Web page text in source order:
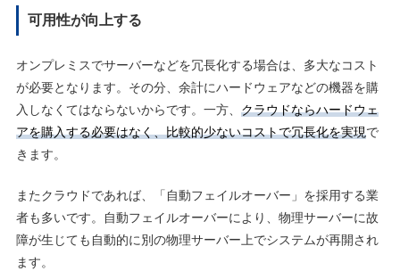
可用性が向上する
オンプレミスでサーバーなどを冗長化する場合は、多大なコスト
が必要となります。その分、余計にハードウェアなどの機器を購
入しなくてはならないからです。一方、 クラウドならハードウェ
アを購入する必要はなく、比較的少ないコストで冗長化を実現で
きます。
またクラウドであれば、「自動フェイルオーバー」を採用する業
者も多いです。自動フェイルオーバーにより、物理サーバーに故
障が生じても自動的に別の物理サーバー上でシステムが再開され
ます。